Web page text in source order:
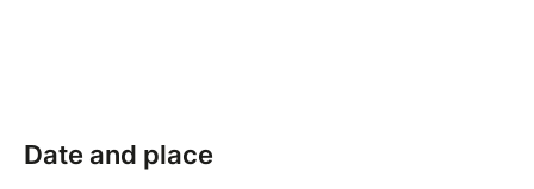
2000
Date and place